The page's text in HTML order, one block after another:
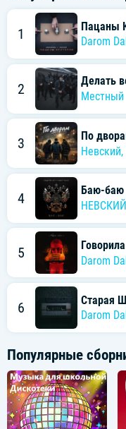
1
Пацаны
Darom
2
Делать
Местный
3
По
Невский,
4
Баю-баю
НЕВСКИЙ
5
Darom
6
Старая
Darom
Популярные